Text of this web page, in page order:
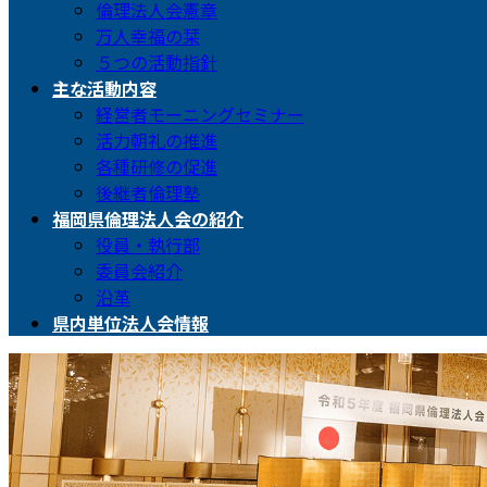
倫理法人会憲章
万人幸福の栞
５つの活動指針
主な活動内容
経営者モーニングセミナー
活力朝礼の推進
各種研修の促進
後継者倫理塾
福岡県倫理法人会の紹介
役員・執行部
委員会紹介
沿革
県内単位法人会情報